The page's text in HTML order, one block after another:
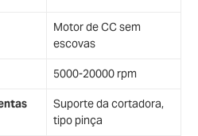
Motor de CC sem
escovas
5000-20000 rpm
Suporte da cortadora,
tipo pinça